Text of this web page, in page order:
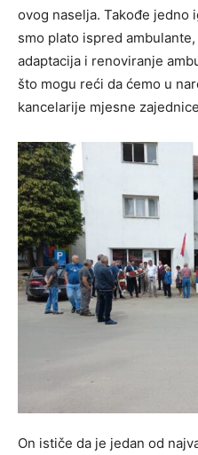
ovog naselja. Takođe jedno
smo plato ispred
adaptacija i renoviranje
što mogu reći da ćemo u
kancelarije mjesne
On ističe da je jedan od